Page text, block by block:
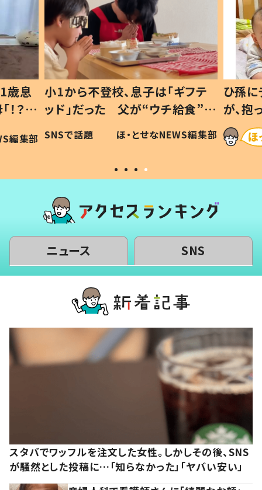
フテ
食”を
編集部
ひ孫にデレデレな80歳じいじ
が、抱っこすると…ひ孫の反応に
「涙が出ました」「可愛くて仕方な
い」
ほ・とせなNEWS編集部
ニュース SNS
スタバでワッフルを注文した女性。しかしその後、SNS
が騒然とした投稿に…「知らなかった」「ヤバい安い」